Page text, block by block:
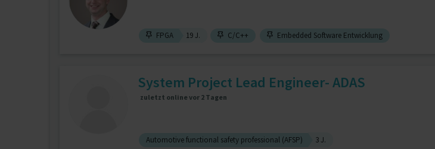
FPGA 19 J. C/C++ Embedded Software Entwicklung
System Project Lead Engineer- ADAS
zuletzt online vor 2 Tagen
Automotive functional safety professional (AFSP) 3 J.